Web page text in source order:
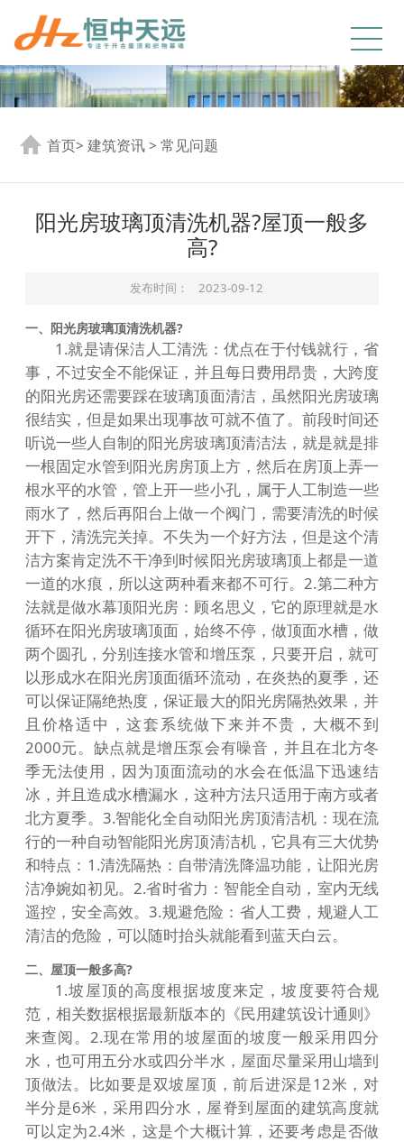
首页>建筑资讯>常见问题
阳光房玻璃顶清洗机器?屋顶一般多
高?
发布时间： 2023-09-12
一、阳光房玻璃顶清洗机器?
1.就是请保洁人工清洗：优点在于付钱就行，省
事，不过安全不能保证，并且每日费用昂贵，大跨度
的阳光房还需要踩在玻璃顶面清洁，虽然阳光房玻璃
很结实，但是如果出现事故可就不值了。前段时间还
听说一些人自制的阳光房玻璃顶清洁法，就是就是排
一根固定水管到阳光房房顶上方，然后在房顶上弄一
根水平的水管，管上开一些小孔，属于人工制造一些
雨水了，然后再阳台上做一个阀门，需要清洗的时候
开下，清洗完关掉。不失为一个好方法，但是这个清
洁方案肯定洗不干净到时候阳光房玻璃顶上都是一道
一道的水痕，所以这两种看来都不可行。2.第二种方
法就是做水幕顶阳光房：顾名思义，它的原理就是水
循环在阳光房玻璃顶面，始终不停，做顶面水槽，做
两个圆孔，分别连接水管和增压泵，只要开启，就可
以形成水在阳光房顶面循环流动，在炎热的夏季，还
可以保证隔绝热度，保证最大的阳光房隔热效果，并
且价格适中，这套系统做下来并不贵，大概不到
2000元。缺点就是增压泵会有噪音，并且在北方冬
季无法使用，因为顶面流动的水会在低温下迅速结
冰，并且造成水槽漏水，这种方法只适用于南方或者
北方夏季。3.智能化全自动阳光房顶清洁机：现在流
行的一种自动智能阳光房顶清洁机，它具有三大优势
和特点：1.清洗隔热：自带清洗降温功能，让阳光房
洁净婉如初见。2.省时省力：智能全自动，室内无线
遥控，安全高效。3.规避危险：省人工费，规避人工
清洁的危险，可以随时抬头就能看到蓝天白云。
二、屋顶一般多高?
1.坡屋顶的高度根据坡度来定，坡度要符合规
范，相关数据根据最新版本的《民用建筑设计通则》
来查阅。2.现在常用的坡屋面的坡度一般采用四分
水，也可用五分水或四分半水，屋面尽量采用山墙到
顶做法。比如要是双坡屋顶，前后进深是12米，对
半分是6米，采用四分水，屋脊到屋面的建筑高度就
可以定为2.4米，这是个大概计算，还要考虑是否做